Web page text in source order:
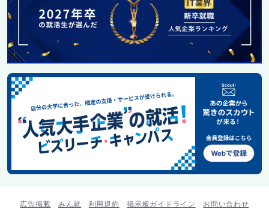
広告掲載 みん就 利用規約 掲示板ガイドライン お問い合わせ